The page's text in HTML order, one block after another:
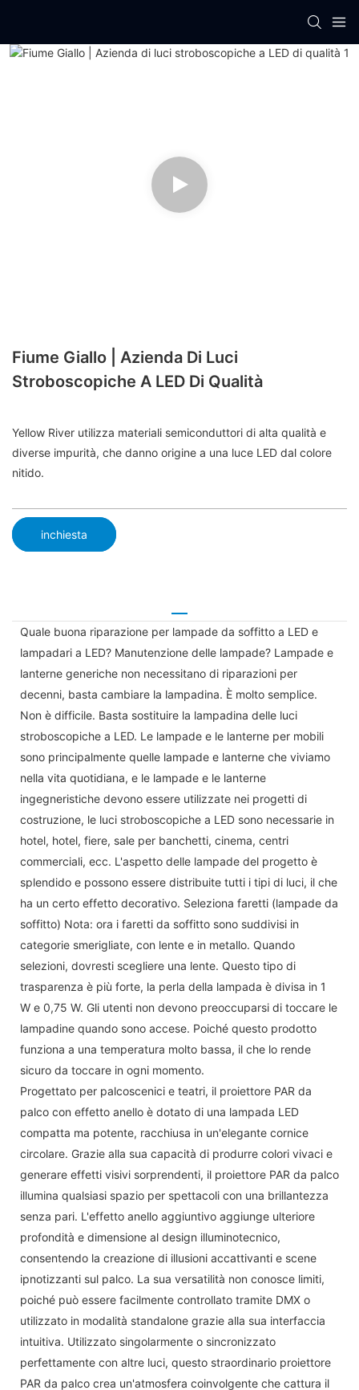
Fiume Giallo | Azienda Di Luci
Stroboscopiche A LED Di Qualità
Yellow River utilizza materiali semiconduttori di alta qualità e
diverse impurità, che danno origine a una luce LED dal colore
nitido.
inchiesta
Quale buona riparazione per lampade da soffitto a LED e
lampadari a LED? Manutenzione delle lampade? Lampade e
lanterne generiche non necessitano di riparazioni per
decenni, basta cambiare la lampadina. È molto semplice.
Non è difficile. Basta sostituire la lampadina delle luci
stroboscopiche a LED. Le lampade e le lanterne per mobili
sono principalmente quelle lampade e lanterne che viviamo
nella vita quotidiana, e le lampade e le lanterne
ingegneristiche devono essere utilizzate nei progetti di
costruzione, le luci stroboscopiche a LED sono necessarie in
hotel, hotel, fiere, sale per banchetti, cinema, centri
commerciali, ecc. L'aspetto delle lampade del progetto è
splendido e possono essere distribuite tutti i tipi di luci, il che
ha un certo effetto decorativo. Seleziona faretti (lampade da
soffitto) Nota: ora i faretti da soffitto sono suddivisi in
categorie smerigliate, con lente e in metallo. Quando
selezioni, dovresti scegliere una lente. Questo tipo di
trasparenza è più forte, la perla della lampada è divisa in 1
W e 0,75 W. Gli utenti non devono preoccuparsi di toccare le
lampadine quando sono accese. Poiché questo prodotto
funziona a una temperatura molto bassa, il che lo rende
sicuro da toccare in ogni momento.
Progettato per palcoscenici e teatri, il proiettore PAR da
palco con effetto anello è dotato di una lampada LED
compatta ma potente, racchiusa in un'elegante cornice
circolare. Grazie alla sua capacità di produrre colori vivaci e
generare effetti visivi sorprendenti, il proiettore PAR da palco
illumina qualsiasi spazio per spettacoli con una brillantezza
senza pari. L'effetto anello aggiuntivo aggiunge ulteriore
profondità e dimensione al design illuminotecnico,
consentendo la creazione di illusioni accattivanti e scene
ipnotizzanti sul palco. La sua versatilità non conosce limiti,
poiché può essere facilmente controllato tramite DMX o
utilizzato in modalità standalone grazie alla sua interfaccia
intuitiva. Utilizzato singolarmente o sincronizzato
perfettamente con altre luci, questo straordinario proiettore
PAR da palco crea un'atmosfera coinvolgente che cattura il